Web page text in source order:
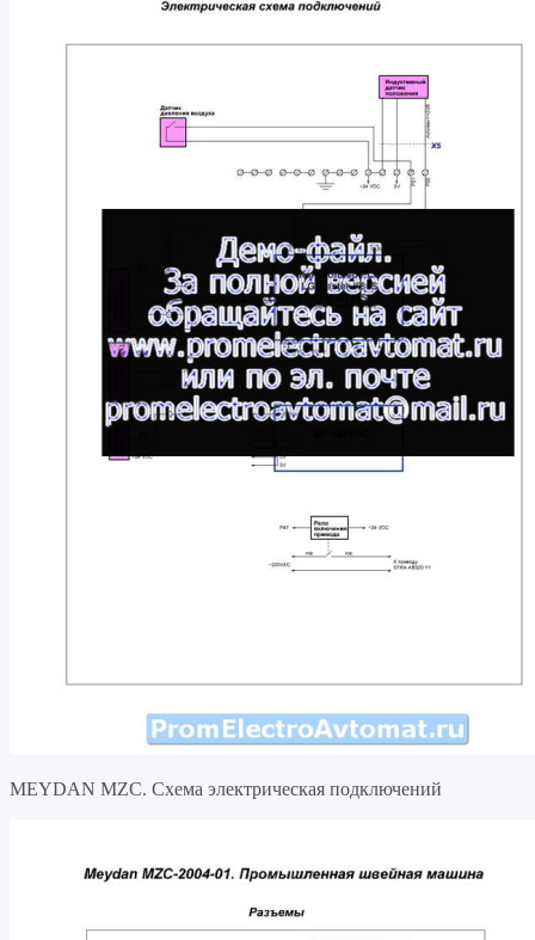
MEYDAN MZC. Схема электрическая подключений